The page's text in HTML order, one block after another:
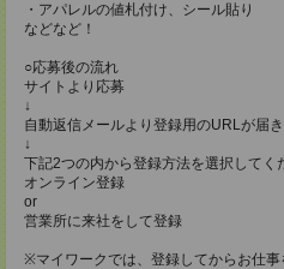
・アパレルの値札付け、シール貼り
などなど！
○応募後の流れ
サイトより応募
↓
自動返信メールより登録用のURLが届
↓
下記2つの内から登録方法を選択してく
オンライン登録
or
営業所に来社をして登録
※マイワークでは、登録してからお仕